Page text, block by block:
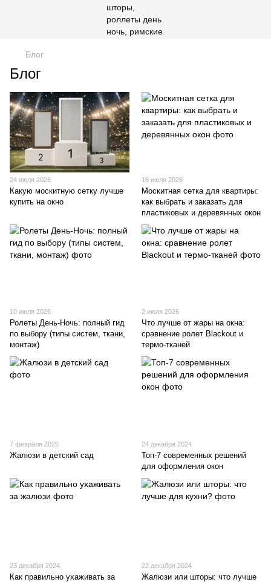
Блог
Блог
24 июля 2026
Какую москитную сетку лучше
купить на окно
16 июля 2026
Москитная сетка для квартиры:
как выбрать и заказать для
пластиковых и деревянных окон
10 июля 2026
Ролеты День-Ночь: полный гид
по выбору (типы систем, ткани,
монтаж)
2 июля 2026
Что лучше от жары на окна:
сравнение ролет Blackout и
термо-тканей
7 февраля 2025
Жалюзи в детский сад
24 декабря 2024
Топ-7 современных решений
для оформления окон
23 декабря 2024
Как правильно ухаживать за
22 декабря 2024
Жалюзи или шторы: что лучше